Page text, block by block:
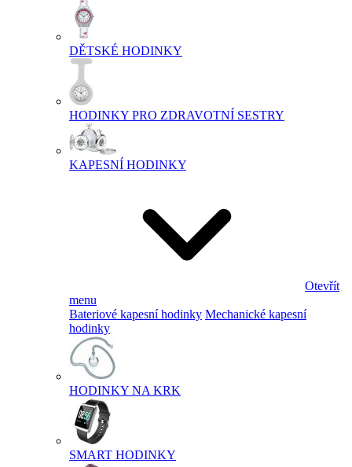
DĚTSKÉ HODINKY
HODINKY PRO ZDRAVOTNÍ SESTRY
KAPESNÍ HODINKY
Otevřít
menu
Bateriové kapesní hodinky Mechanické kapesní
hodinky
HODINKY NA KRK
SMART HODINKY